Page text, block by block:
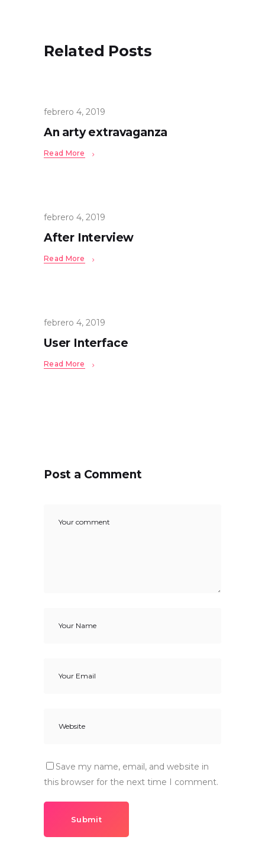
Related Posts
febrero 4, 2019
An arty extravaganza
Read More
febrero 4, 2019
After Interview
Read More
febrero 4, 2019
User Interface
Read More
Post a Comment
Save my name, email, and website in
this browser for the next time I comment.
Submit